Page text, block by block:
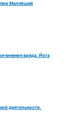
Малейшей
вреда. Йога
деятельности.